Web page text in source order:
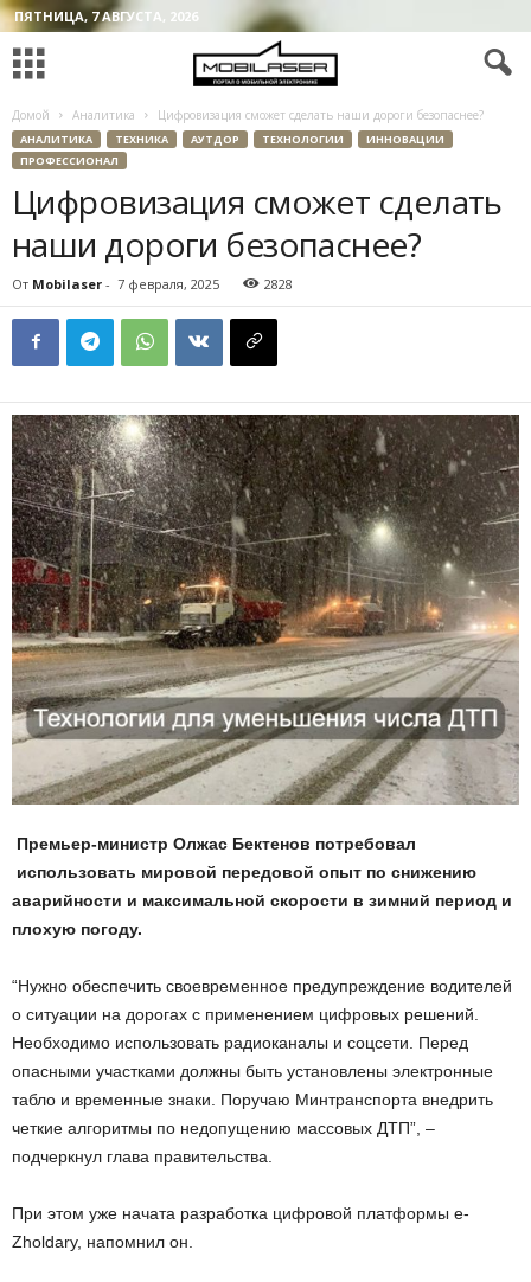
ПЯТНИЦА, 7 АВГУСТА, 2026
Домой Аналитика Цифровизация сможет сделать наши дороги безопаснее?
АНАЛИТИКА ТЕХНИКА АУТДОР ТЕХНОЛОГИИ
ИННОВАЦИИ
ПРОФЕССИОНАЛ
Цифровизация сможет сделать
наши дороги безопаснее?
От Mobilaser - 7 февраля, 2025 2828
Премьер-министр Олжас Бектенов потребовал
использовать мировой передовой опыт по снижению
аварийности и максимальной скорости в зимний период и
плохую погоду.
“Нужно обеспечить своевременное предупреждение водителей
о ситуации на дорогах с применением цифровых решений.
Необходимо использовать радиоканалы и соцсети. Перед
опасными участками должны быть установлены электронные
табло и временные знаки. Поручаю Минтранспорта внедрить
четкие алгоритмы по недопущению массовых ДТП”, –
подчеркнул глава правительства.
При этом уже начата разработка цифровой платформы e-
Zholdary, напомнил он.